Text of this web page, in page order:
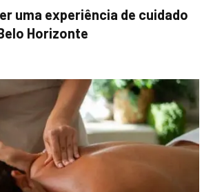
uma experiência de cuidado
Horizonte